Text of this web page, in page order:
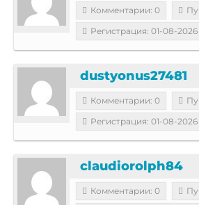
Комментарии: 0
Регистрация: 01-08-2026
dustyonus27481
Комментарии: 0
Регистрация: 01-08-2026
claudiorolph84
Комментарии: 0